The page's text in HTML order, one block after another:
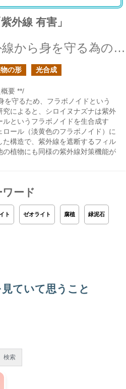
外線 有害」
植物が有害な紫外線から身を守る為のフラボノイド
の形 光合成
要 **/
を守るため、フラボノイドという
によると、シロイヌナズナは紫外
というフラボノイドを生合成す
ール（淡黄色のフラボノイド）に
た構造で、紫外線を遮断するフィル
植物にも同様の紫外線対策機能が
ード
ト ゼオライト 腐植 緑泥石
ていて思うこと